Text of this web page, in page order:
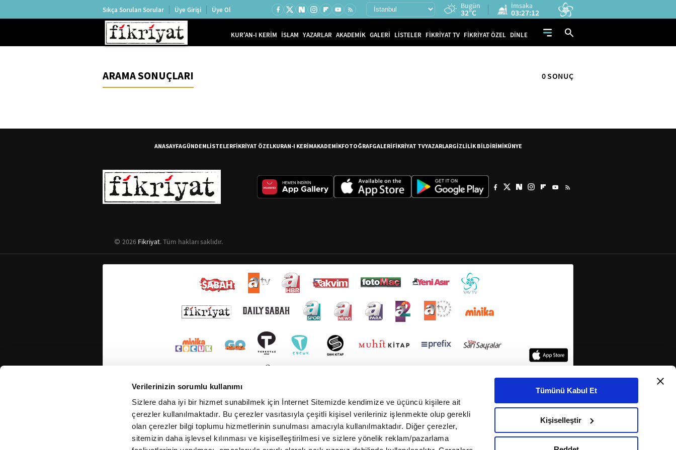
Verilerinizin sorumlu kullanımı
Sizlere daha iyi bir hizmet sunabilmek için İnternet Sitemizde kendimize ve üçüncü kişilere ait
çerezler kullanılmaktadır. Bu çerezler vasıtasıyla çeşitli kişisel verileriniz işlenmekte olup gerekli
olan çerezler bilgi toplumu hizmetlerinin sunulması amacıyla kullanılmaktadır. Diğer çerezler,
sitemizin daha işlevsel kılınması ve kişiselleştirilmesi ve sizlere yönelik reklam/pazarlama
Tümünü Kabul Et
Kişiselleştir
Sıkça Sorulan Sorular Üye Girişi Üye Ol Bugün
32°C
İmsaka
03:27:12
KUR'AN-I KERİM İSLAM YAZARLAR AKADEMİK GALERİ LİSTELER FİKRİYAT TV FİKRİYAT ÖZEL DİNLE
ARAMA SONUÇLARI 0 SONUÇ
ANASAYFAGÜNDEMLİSTELERFİKRİYAT ÖZELKURAN-I KERİMAKADEMİKFOTOĞRAFGALERİFİKRİYAT TVYAZARLARGİZLİLİK BİLDİRİMİKÜNYE
2026 Fikriyat. Tüm hakları saklıdır.